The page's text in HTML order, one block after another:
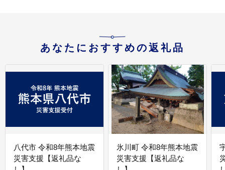
あなたにおすすめの返礼品
八代市 令和8年熊本地震
災害支援【返礼品な
氷川町 令和8年熊本地震
災害支援【返礼品な